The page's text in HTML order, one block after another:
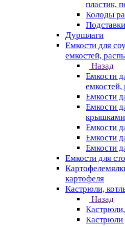
пластик,
Колоды
Дуршлаги
Емкости для
емкостей,
Назад
Емкости
емкостей,
Емкости
Емкости
крышками
Емкости
Емкости
Емкости
Емкости для
картофеля
Кастрюли,
Назад
Кастрюли